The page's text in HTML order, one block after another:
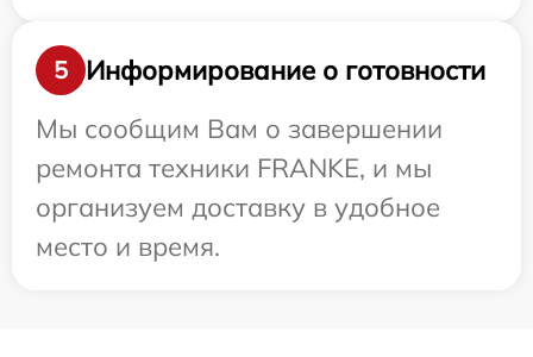
5
Информирование о готовности
Мы сообщим Вам о завершении
ремонта техники FRANKE, и мы
организуем доставку в удобное
место и время.